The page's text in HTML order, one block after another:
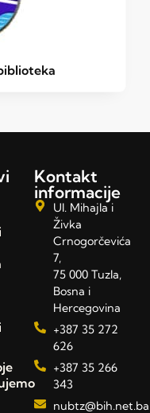
Kontakt
informacije
Ul. Mihajla i
Živka
Crnogorčevića
7,
75 000 Tuzla,
Bosna i
Hercegovina
+387 35 272
626
+387 35 266
343
nubtz@bih.net.ba